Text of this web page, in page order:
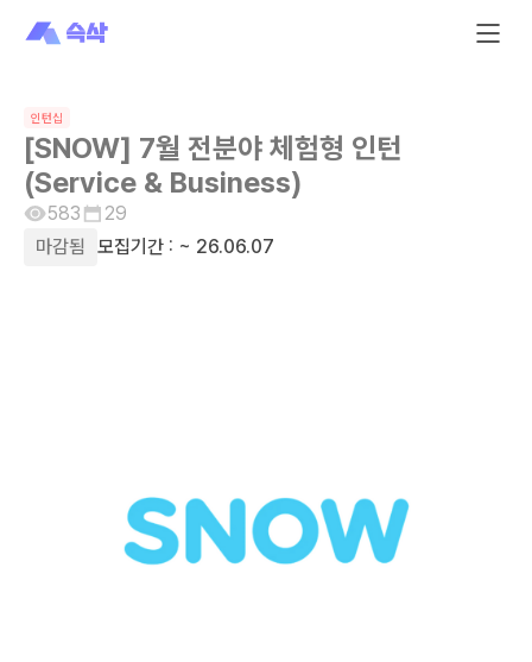
인턴십
[SNOW] 7월 전분야 체험형 인턴
(Service & Business)
583
29
마감됨
모집기간 : ~ 26.06.07